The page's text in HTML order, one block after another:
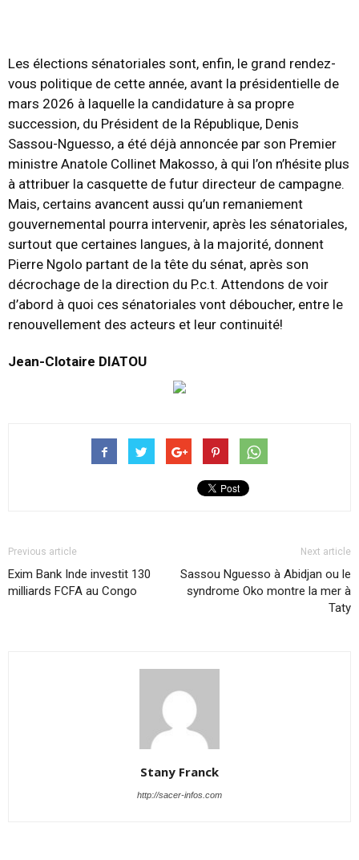
Les élections sénatoriales sont, enfin, le grand rendez-
vous politique de cette année, avant la présidentielle de
mars 2026 à laquelle la candidature à sa propre
succession, du Président de la République, Denis
Sassou-Nguesso, a été déjà annoncée par son Premier
ministre Anatole Collinet Makosso, à qui l’on n’hésite plus
à attribuer la casquette de futur directeur de campagne.
Mais, certains avancent aussi qu’un remaniement
gouvernemental pourra intervenir, après les sénatoriales,
surtout que certaines langues, à la majorité, donnent
Pierre Ngolo partant de la tête du sénat, après son
décrochage de la direction du P.c.t. Attendons de voir
d’abord à quoi ces sénatoriales vont déboucher, entre le
renouvellement des acteurs et leur continuité!
Jean-Clotaire DIATOU
Previous article
Exim Bank Inde investit 130
milliards FCFA au Congo
Next article
Sassou Nguesso à Abidjan ou le
syndrome Oko montre la mer à
Taty
Stany Franck
http://sacer-infos.com